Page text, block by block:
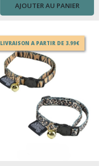
AJOUTER AU PANIER
LIVRAISON A PARTIR DE 3.99€